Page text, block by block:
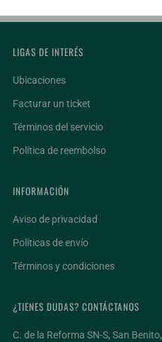
LIGAS DE INTERÉS
Ubicaciones
Facturar un ticket
Términos del servicio
Política de reembolso
INFORMACIÓN
Aviso de privacidad
Políticas de envío
Términos y condiciones
¿TIENES DUDAS? CONTÁCTANOS
C. de la Reforma SN-S, San Benito,